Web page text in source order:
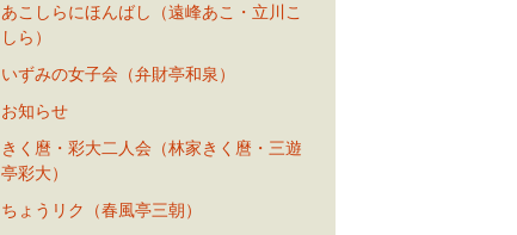
あこしらにほんばし（遠峰あこ・立川こ
しら）
いずみの女子会（弁財亭和泉）
お知らせ
きく麿・彩大二人会（林家きく麿・三遊
亭彩大）
ちょうリク（春風亭三朝）